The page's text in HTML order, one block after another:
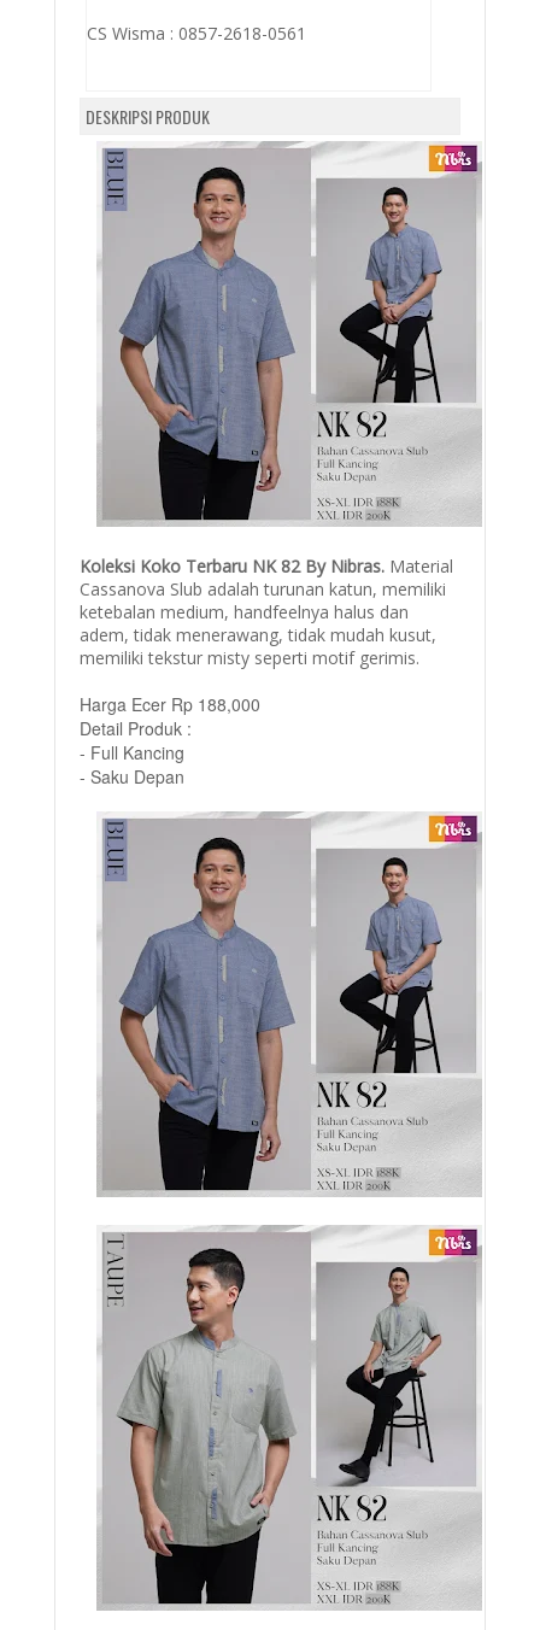
CS Wisma : 0857-2618-0561
DESKRIPSI PRODUK
Koleksi Koko Terbaru NK 82 By Nibras.Material
Cassanova Slub adalah turunan katun, memiliki
ketebalan medium, handfeelnya halus dan
adem, tidak menerawang, tidak mudah kusut,
memiliki tekstur misty seperti motif gerimis.
Harga Ecer Rp 188,000
Detail Produk :
- Full Kancing
- Saku Depan